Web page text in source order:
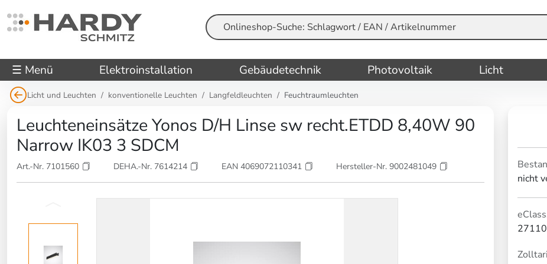
Suche
☰ Menü Elektroinstallation Gebäudetechnik Photovoltaik Licht
Licht und Leuchten konventionelle Leuchten Langfeldleuchten Feuchtraumleuchten
Leuchteneinsätze Yonos D/H Linse sw recht.ETDD 8,40W 90
Narrow IK03 3 SDCM
Art.-Nr. 7101560 DEHA.-Nr. 7614214 EAN 4069072110341 Hersteller-Nr. 9002481049
nicht